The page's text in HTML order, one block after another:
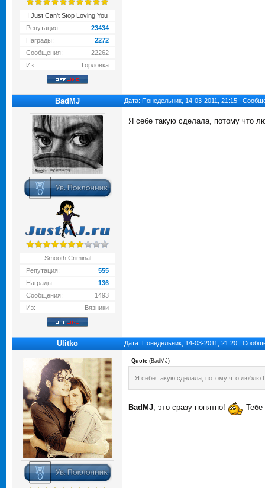
I Just Can't Stop Loving You
Репутация:
23434
Награды:
2272
Сообщения:
22262
Из:
Горловка
BadMJ Дата: Понедельник, 14-03-2011, 21:15 |
Smooth Criminal
Репутация:
555
Награды:
136
Сообщения:
1493
Из:
Вязники
Я себе такую сделала, потому что
Ulitko Дата: Понедельник, 14-03-2011, 21:20 |
Quote (BadMJ)
Я себе такую сделала, потому что люблю
BadMJ, это сразу понятно!